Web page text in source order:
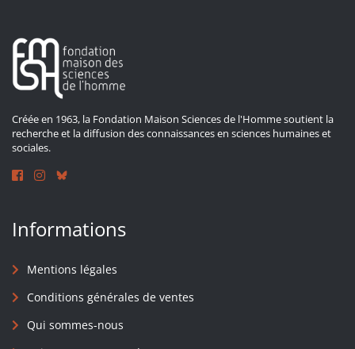
Créée en 1963, la Fondation Maison Sciences de l'Homme soutient la
recherche et la diffusion des connaissances en sciences humaines et
sociales.
Informations
Mentions légales
Conditions générales de ventes
Qui sommes-nous